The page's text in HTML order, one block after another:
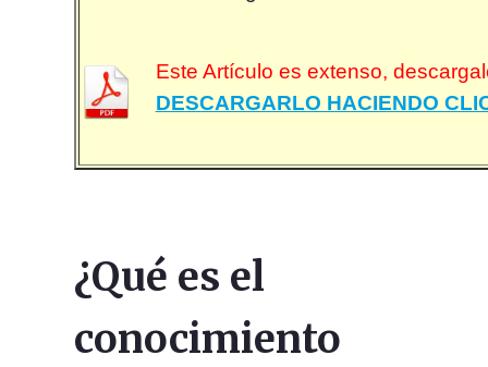
Este Artículo es extenso,
DESCARGARLO HACIENDO
¿Qué es el
conocimiento